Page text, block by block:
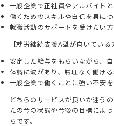
一般企業で正社員やアルバイト
働くためのスキルや自信を身に
就職活動のサポートを受けたい方
【就労継続支援A型が向いている
安定した給与をもらいながら、
体調に波があり、無理なく働け
一般企業で働くことに強い不安
どちらのサービスが良いか迷う
たの今の状態や今後の目標によ
らです。